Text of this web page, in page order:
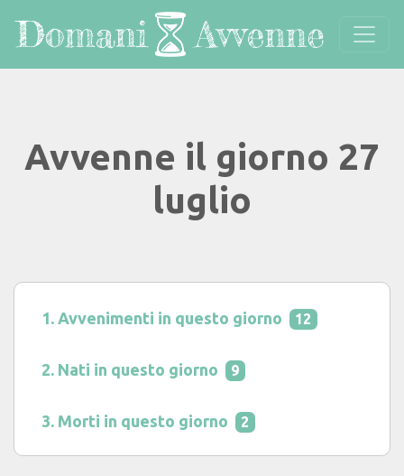
Avvenne il giorno 27
luglio
Avvenimenti in questo giorno 12
Nati in questo giorno 9
Morti in questo giorno 2